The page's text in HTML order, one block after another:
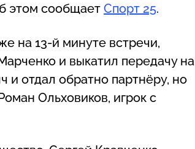
этом сообщает Спорт 25.
на 13-й минуте встречи,
и выкатил передачу на
и отдал обратно партнёру, но
Ольховиков, игрок с